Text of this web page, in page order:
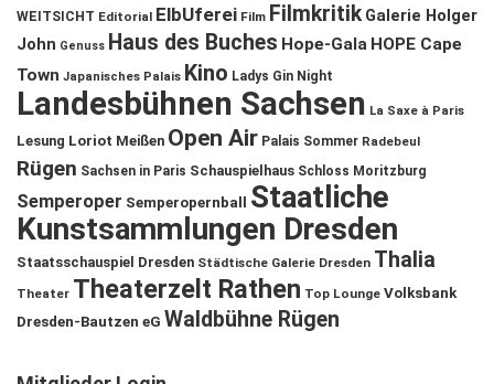
WEITSICHT Editorial ElbUferei Film Filmkritik Galerie Holger
John Genuss Haus des Buches Hope-Gala HOPE Cape
Town Japanisches Palais Kino Ladys Gin Night
Landesbühnen Sachsen La Saxe à Paris
Lesung Loriot Meißen Open Air Palais Sommer Radebeul
Rügen Sachsen in Paris Schauspielhaus Schloss Moritzburg
Semperoper Semperopernball
Staatliche
Kunstsammlungen Dresden
Staatsschauspiel Dresden Städtische Galerie Dresden Thalia
Theater Theaterzelt Rathen Top Lounge Volksbank
Dresden-Bautzen eG Waldbühne Rügen